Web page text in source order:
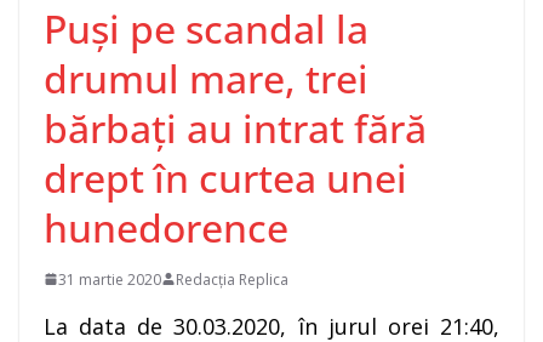
Puși pe scandal la
drumul mare, trei
bărbați au intrat fără
drept în curtea unei
hunedorence
31 martie 2020 Redacția Replica
La data de 30.03.2020, în jurul orei 21:40,